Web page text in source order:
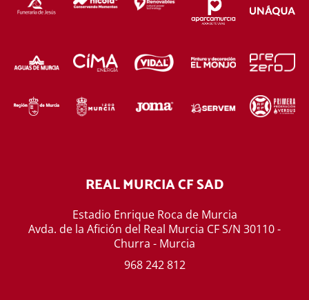
REAL MURCIA CF SAD
Estadio Enrique Roca de Murcia
Avda. de la Afición del Real Murcia CF S/N 30110 -
Churra - Murcia
968 242 812